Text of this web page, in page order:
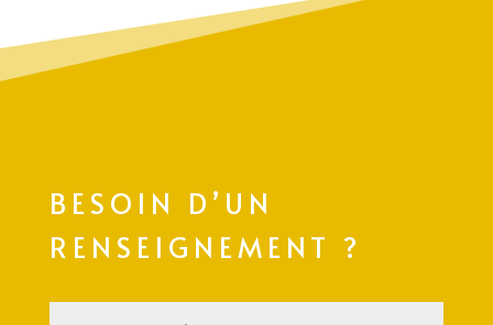
BESOIN D’UN
RENSEIGNEMENT ?